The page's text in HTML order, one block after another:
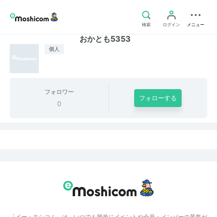
検索 ログイン メニュー
個人
おかとも5353
フォロワー
0
フォローする